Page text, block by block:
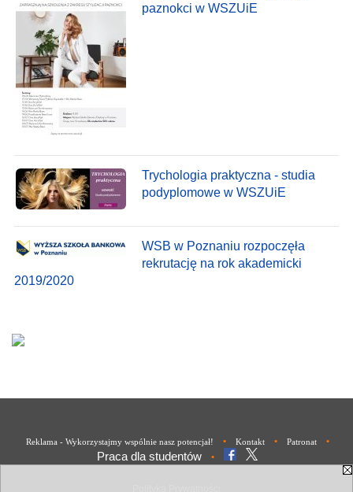
paznokci w WSZUiE
Trychologia praktyczna - studia
podyplomowe w WSZUiE
WSB w Poznaniu rozpoczęła
rekrutację na rok akademicki
2019/2020
Reklama - Wykorzystajmy wspólnie nasz potencjał! • Kontakt • Patronat •
Praca dla studentów •